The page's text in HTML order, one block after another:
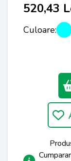
520,43
Culoare: